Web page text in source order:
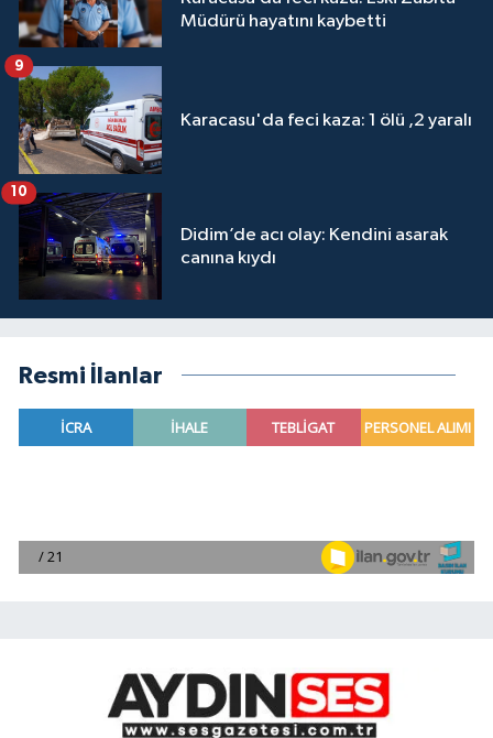
Müdürü hayatını kaybetti
Karacasu'da feci kaza: 1 ölü ,2 yaralı
9
Didim’de acı olay: Kendini asarak
canına kıydı
10
Resmi İlanlar